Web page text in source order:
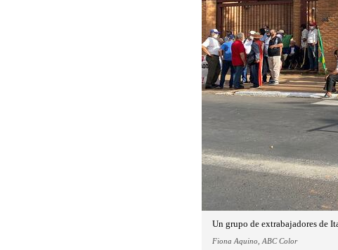
Un grupo de extrabajadores de
Fiona Aquino, ABC Color